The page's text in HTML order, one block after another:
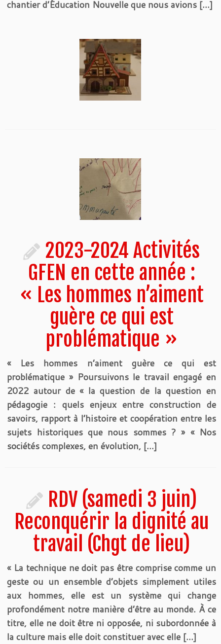
chantier d’Éducation Nouvelle que nous avions […]
2023-2024 Activités
GFEN en cette année :
« Les hommes n’aiment
guère ce qui est
problématique »
« Les hommes n’aiment guère ce qui est
problématique » Poursuivons le travail engagé en
2022 autour de « la question de la question en
pédagogie : quels enjeux entre construction de
savoirs, rapport à l’histoire et coopération entre les
sujets historiques que nous sommes ? » « Nos
sociétés complexes, en évolution, […]
RDV (samedi 3 juin)
Reconquérir la dignité au
travail (Chgt de lieu)
« La technique ne doit pas être comprise comme un
geste ou un ensemble d’objets simplement utiles
aux hommes, elle est un système qui change
profondément notre manière d’être au monde. À ce
titre, elle ne doit être ni opposée, ni subordonnée à
la culture mais elle doit constituer avec elle […]